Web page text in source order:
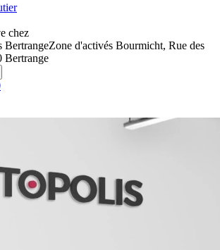
chez
BertrangeZone d'activés Bourmicht, Rue des
Bertrange